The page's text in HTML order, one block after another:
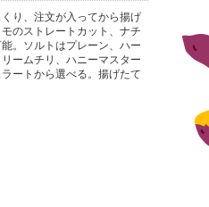
り、注文が入ってから揚げ
のストレートカット、ナチ
。ソルトはプレーン、ハー
ームチリ、ハニーマスター
ートから選べる。揚げたて